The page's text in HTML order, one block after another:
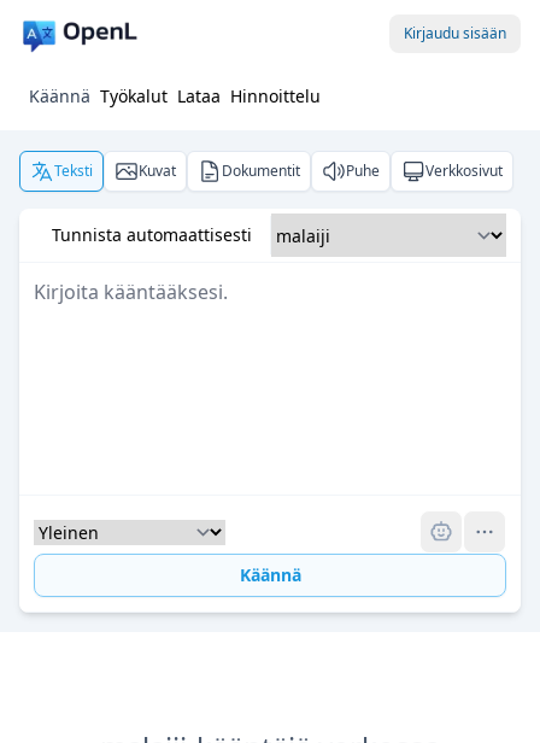
Kirjaudu sisään
Käännä Työkalut Lataa Hinnoittelu
Teksti Kuvat Dokumentit Puhe Verkkosivut
Tunnista automaattisesti
Käännä